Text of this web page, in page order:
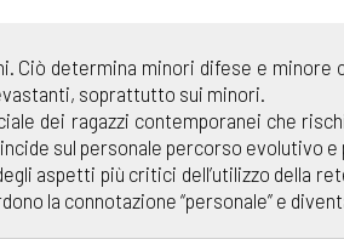
determina minori difese e
soprattutto sui minori.
dei ragazzi contemporanei che
sul personale percorso evolutivo
aspetti più critici dell’utilizzo della
la connotazione “personale” e